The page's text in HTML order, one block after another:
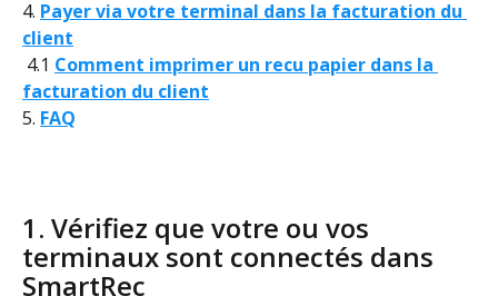
4. Payer via votre terminal dans la facturation du
client
4.1 Comment imprimer un recu papier dans la
facturation du client
5. FAQ
1. Vérifiez que votre ou vos
terminaux sont connectés dans
SmartRec